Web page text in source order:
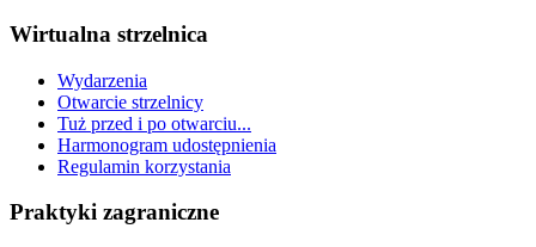
Wirtualna strzelnica
Wydarzenia
Otwarcie strzelnicy
Tuż przed i po otwarciu...
Harmonogram udostępnienia
Regulamin korzystania
Praktyki zagraniczne